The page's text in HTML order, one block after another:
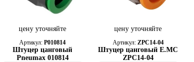
цену уточняйте
Артикул:P010814
Штуцер цанговый
Pneumax 010814
цену уточняйте
Артикул: ZPC14-04
Штуцер цанговый E.MC
ZPC14-04